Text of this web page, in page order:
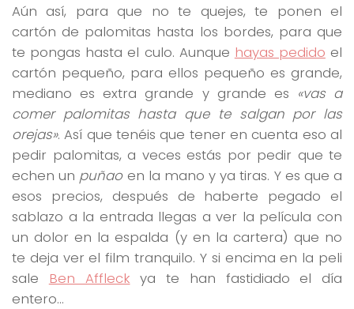
Aún así, para que no te quejes, te ponen el
cartón de palomitas hasta los bordes, para que
te pongas hasta el culo. Aunque hayas pedido el
cartón pequeño, para ellos pequeño es grande,
mediano es extra grande y grande es «vas a
comer palomitas hasta que te salgan por las
orejas». Así que tenéis que tener en cuenta eso al
pedir palomitas, a veces estás por pedir que te
echen un puñaoen la mano y ya tiras. Y es que a
esos precios, después de haberte pegado el
sablazo a la entrada llegas a ver la película con
un dolor en la espalda (y en la cartera) que no
te deja ver el film tranquilo. Y si encima en la peli
sale Ben Affleck ya te han fastidiado el día
entero…